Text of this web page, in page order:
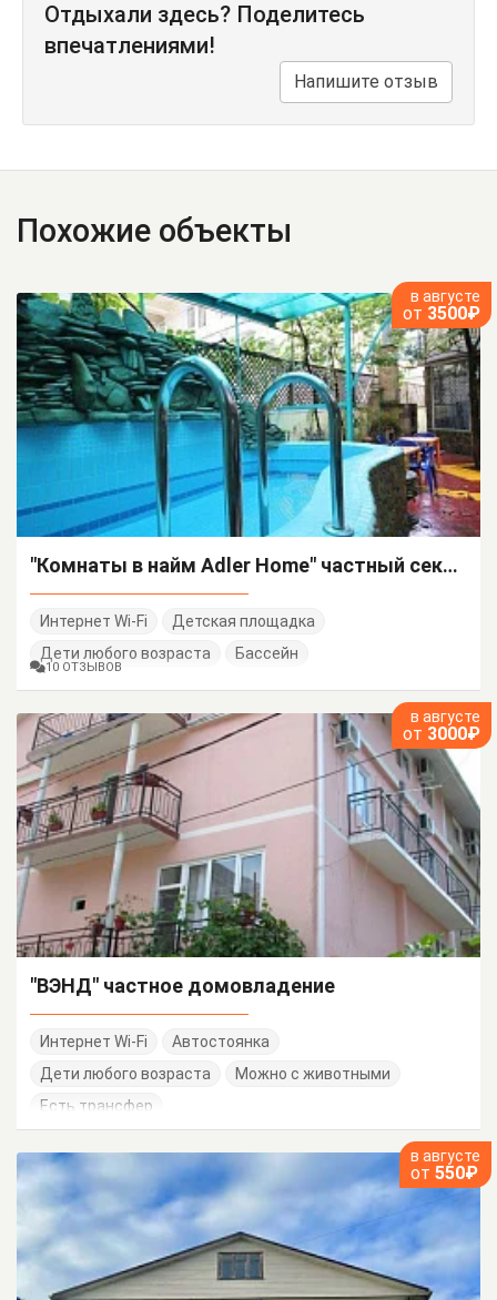
Отдыхали здесь? Поделитесь
впечатлениями!
Напишите отзыв
Похожие объекты
в августе
от 3500₽
"Комнаты в найм Adler Home" частный сектор
Интернет Wi-Fi
Детская площадка
Дети любого возраста
Бассейн
10 ОТЗЫВОВ
в августе
от 3000₽
"ВЭНД" частное домовладение
Интернет Wi-Fi
Автостоянка
Дети любого возраста
Можно с животными
Есть трансфер
в августе
от 550₽